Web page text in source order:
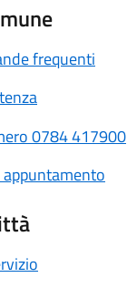
frequenti
0784 417900